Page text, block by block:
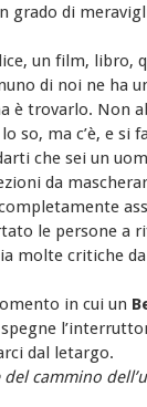
grado di
un film, libro,
di noi ne ha
è trovarlo. Non
so, ma c’è, e si
che sei un
da
le persone a
molte critiche
in cui un
dal letargo.
cammino